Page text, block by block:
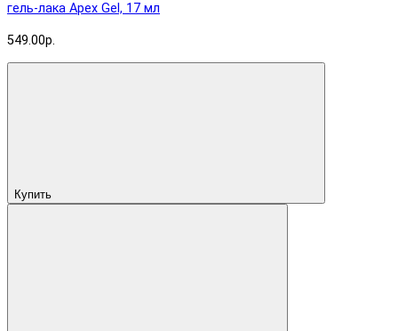
гель-лака Apex Gel, 17 мл
549.00р.
Купить